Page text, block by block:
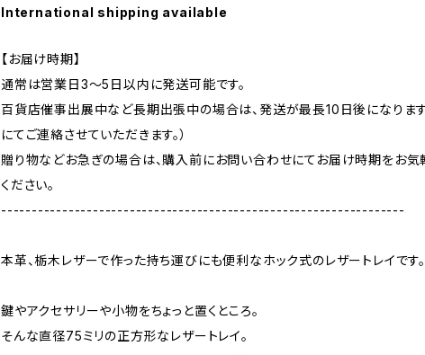
International shipping available
【お届け時期】
通常は営業日3〜5日以内に発送可能です。
百貨店催事出展中など長期出張中の場合は、発送が最長10日後になります
にてご連絡させていただきます。）
贈り物などお急ぎの場合は、購入前にお問い合わせにてお届け時期をお
ください。
------------------------------------------------------------------
本革、栃木レザーで作った持ち運びにも便利なホック式のレザートレイです。
鍵やアクセサリーや小物をちょっと置くところ。
そんな直径75ミリの正方形なレザートレイ。